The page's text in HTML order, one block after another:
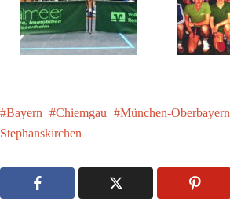
Bayern Chiemgau München-Oberbayern
Stephanskirchen